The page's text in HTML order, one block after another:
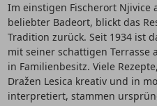
Im einstigen Fischerort Njivice
beliebter Badeort, blickt das
Tradition zurück. Seit 1934 ist
mit seiner schattigen Terrasse
in Familienbesitz. Viele
Dražen Lesica kreativ und in
interpretiert, stammen